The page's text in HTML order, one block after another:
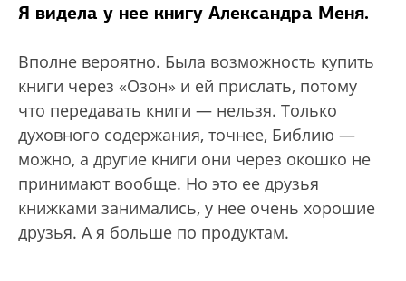
Я видела у нее книгу Александра Меня.
Вполне вероятно. Была возможность купить
книги через «Озон» и ей прислать, потому
что передавать книги — нельзя. Только
духовного содержания, точнее, Библию —
можно, а другие книги они через окошко не
принимают вообще. Но это ее друзья
книжками занимались, у нее очень хорошие
друзья. А я больше по продуктам.